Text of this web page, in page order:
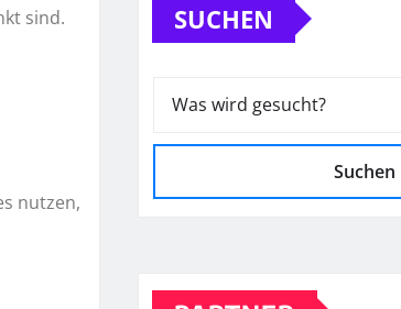
sind.
nutzen,
SUCHEN
Suchen